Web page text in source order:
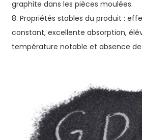
graphite dans les pièces moulées.
8. Propriétés stables du produit :
constant, excellente absorption,
température notable et absence de